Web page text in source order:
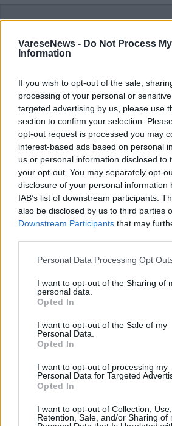
VareseNews - Do Not Process
Information
If you wish to opt-out of the sale,
processing of your personal or
targeted advertising by us, please use
section to confirm your selection.
opt-out request is processed you may
interest-based ads based on personal
us or personal information disclosed to
your opt-out. You may separately opt-
disclosure of your personal information
IAB’s list of downstream participants.
also be disclosed by us to third parties
Downstream Participants that may
Personal Data Processing Opt
I want to opt-out of the Sharing of
personal data.
Opted In
I want to opt-out of the Sale of my
Personal Data.
Opted In
I want to opt-out of processing my
Personal Data for Targeted
Opted In
I want to opt-out of Collection, Use,
Retention, Sale, and/or Sharing of
ADV
ALTRE NOTIZIE DI VARESE